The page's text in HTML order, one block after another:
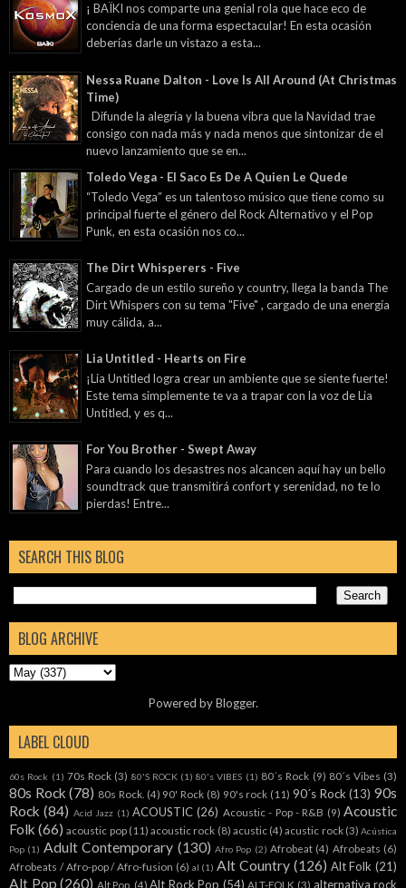
¡ BAÏKI nos comparte una genial rola que hace eco de
conciencia de una forma espectacular! En esta ocasión
deberías darle un vistazo a esta...
Nessa Ruane Dalton - Love Is All Around (At Christmas
Time)
Difunde la alegría y la buena vibra que la Navidad trae
consigo con nada más y nada menos que sintonizar de el
nuevo lanzamiento que se en...
Toledo Vega - El Saco Es De A Quien Le Quede
“Toledo Vega” es un talentoso músico que tiene como su
principal fuerte el género del Rock Alternativo y el Pop
Punk, en esta ocasión nos co...
The Dirt Whisperers - Five
Cargado de un estilo sureño y country, llega la banda The
Dirt Whispers con su tema "Five" , cargado de una energía
muy cálida, a...
Lia Untitled - Hearts on Fire
¡Lia Untitled logra crear un ambiente que se siente fuerte!
Este tema simplemente te va a trapar con la voz de Lia
Untitled, y es q...
For You Brother - Swept Away
Para cuando los desastres nos alcancen aquí hay un bello
soundtrack que transmitirá confort y serenidad, no te lo
pierdas! Entre...
SEARCH THIS BLOG
BLOG ARCHIVE
Powered byBlogger.
LABEL CLOUD
60s Rock (1) 70s Rock (3) 80'S ROCK (1) 80's VIBES (1) 80´s Rock (9) 80´s Vibes (3)
80s Rock (78) 80s Rock. (4) 90' Rock (8) 90's rock (11) 90´s Rock (13) 90s
Rock (84) Acid Jazz (1) ACOUSTIC (26) Acoustic - Pop - R&B (9) Acoustic
Folk (66) acoustic pop (11) acoustic rock (8) acustic (4) acustic rock (3) Acústica
Pop (1) Adult Contemporary (130) Afro Pop (2) Afrobeat (4) Afrobeats (6)
Afrobeats / Afro-pop / Afro-fusion (6) al (1) Alt Country (126) Alt Folk (21)
Alt Pop (260) Alt Pop. (4) Alt Rock Pop (54) ALT-FOLK (3) alternativa rock